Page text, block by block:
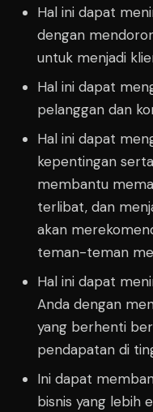
Hal ini dapat
dengan
untuk menjadi
Hal ini dapat
pelanggan dan
Hal ini dapat
kepentingan
membantu
terlibat, dan
akan
teman-teman
Hal ini dapat
Anda dengan
yang berhenti
pendapatan di
Ini dapat
bisnis yang lebih